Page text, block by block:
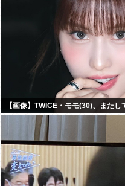
【画像】TWICE・モモ(30)、また